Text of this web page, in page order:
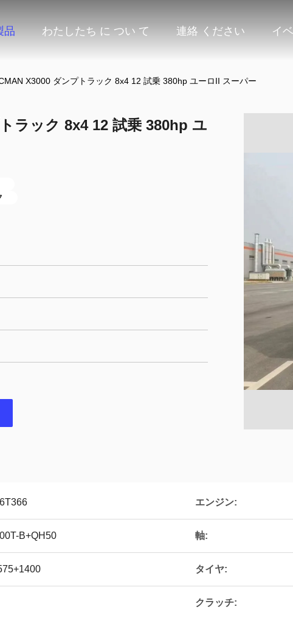
品 わたしたち に つい て 連絡 ください イ
X3000 ダンプトラック 8x4 12 試乗 380hp ユーロII スーパー
ラック 8x4 12 試乗 380hp ユ
エンジン:
B+QH50 軸:
タイヤ:
クラッチ: